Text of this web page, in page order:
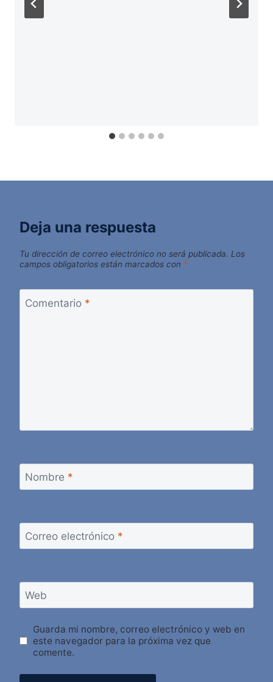
Deja una respuesta
Tu dirección de correo electrónico no será publicada. Los
campos obligatorios están marcados con *
Comentario *
Nombre *
Correo electrónico *
Web
Guarda mi nombre, correo electrónico y web en
este navegador para la próxima vez que
comente.